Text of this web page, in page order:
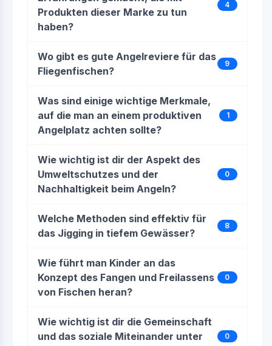
Produkten dieser Marke zu tun
haben?
4
Wo gibt es gute Angelreviere für das
Fliegenfischen?
9
Was sind einige wichtige Merkmale,
auf die man an einem produktiven
Angelplatz achten sollte?
1
Wie wichtig ist dir der Aspekt des
Umweltschutzes und der
Nachhaltigkeit beim Angeln?
0
Welche Methoden sind effektiv für
das Jigging in tiefem Gewässer?
8
Wie führt man Kinder an das
Konzept des Fangen und Freilassens
von Fischen heran?
0
Wie wichtig ist dir die Gemeinschaft
und das soziale Miteinander unter
0